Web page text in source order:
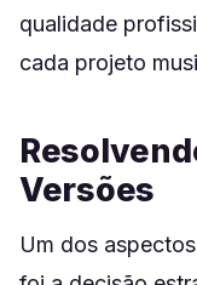
qualidade
cada projeto
Versões
Um dos